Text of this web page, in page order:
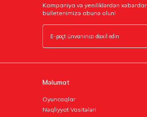
Kampaniya və yeniliklərdən
bülletenimizə abunə olun!
Məlumat
Oyuncaqlar
Nəqliyyat Vasitələri